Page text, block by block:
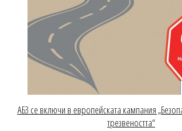
АБЗ се включи в европейската кампания
трезвеността“